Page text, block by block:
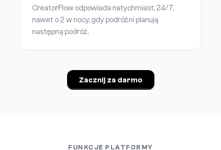
CreatorFlow odpowiada natychmiast, 24/7,
nawet o 2 w nocy, gdy podróżni planują
następną podróż.
Zacznij za darmo
FUNKCJE PLATFORMY